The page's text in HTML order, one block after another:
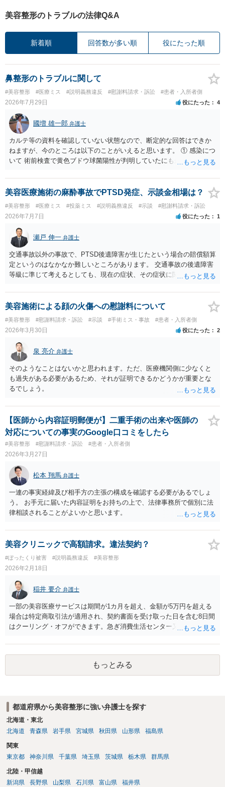
美容整形のトラブルの法律Q&A
新着順 回答数が多い順 役にたった順
鼻整形のトラブルに関して
#美容整形 #医療ミス #説明義務違反 #慰謝料請求・訴訟 #患者・入所者側
2026年7月29日 役にたった 4
國増 雄一郎 弁護士
カルテ等の資料を確認していない状態なので、断定的な回答はできか
ねますが、今のところは以下のことがいえると思います。 ① 感染につ
いて 術前検査で黄色ブドウ球菌陽性が判明していたにもかかわらず、
的な医療水準に照らして相当でないと判断された場合には、相手方の
過失が認められる可能性があります。 当時の標準的な医療水準につい
仮に左右でリスクが著しくことなるという事実が立証できるのであれ
ば、それに関する説明や選択の機会が与えられなかったことは、説明
義務違反にあたり、慰謝料が請求できる可能性があります。 ③ 鼻孔縁
挙上について 施術内容に「鼻孔緑挙上」が含まれる合意がある事実
と、それを相手方が勝手に取りやめた事実を立証できれば、債務不履
行責任を追及できる可能性があります。 また術中の変更可能性に関す
る事前の説明がなされていないのであれば、説明義務違反にあたり、
これについても損害賠償請求できる可能性があります。 詳しくは、術
前説明書や同意書の内容を精査する必要があります。 なお、請求書に
鼻孔緑挙上が実施内容として記載されている事実は、施術内容に鼻孔
緑挙上が含まれる合意がある事実を推認させる事実になると思われま
す。 ④当初の手術費用の返金や、他院での修正手術費用についても補
償を求めることが可能かについて 上記①〜③で記載された相手方の過
失又は債務不履行（他に過失又は債務不履行がある場合はそれも含
む）が認定され、それらと損害（当初の手術費用や他院での修正手術
費用）との間に相当因果関係が認められる場合は、補償を求めること
は可能です。 以上です。 何かあればご連絡ください。
美容医療施術の麻酔事故でPTSD発症、示談金相場は？
#美容整形 #医療ミス #投薬ミス #説明義務違反 #示談 #慰謝料請求・訴訟
2026年7月7日 役にたった 1
瀬戸 伸一 弁護士
交通事故以外の事故で、PTSD後遺障害が生じたという場合の賠償額算
定というのはなかなか難しいところがあります。 交通事故の後遺障害
等級に準じて考えるとしても、現在の症状、その症状に関する医療記
ず、あっても、一定の検討をしないと算定は難しいと思いますので、
一般的には無料相談で確度の高い回答は得られないと思われます。 現
在の提案額で不満という場合、一般的には弁護士に依頼をして訴訟と
いう手続きをとったほうが、時間と手間はかかりますが、賠償額は多
くなる傾向にありますので、お近くの弁護士に依頼をするとよいと思
われます。
美容施術による顔の火傷への慰謝料について
#美容整形 #慰謝料請求・訴訟 #示談 #手術ミス・事故 #患者・入所者側
2026年3月30日 役にたった 2
泉 亮介 弁護士
そのようなことはないかと思われます。ただ、医療機関側に少なくと
も過失がある必要があるため、それが証明できるかどうかが重要とな
るでしょう。
【医師から内容証明郵便が】二重手術の出来や医師の
対応についての事実のGoogle口コミをしたら
#美容整形 #慰謝料請求・訴訟 #患者・入所者側
2026年3月27日
松本 翔馬 弁護士
一連の事実経緯及び相手方の主張の構成を確認する必要があるでしょ
う。 お手元に届いた内容証明をお持ちの上で、法律事務所で個別に法
律相談されることがよいかと思います。
美容クリニックで高額請求。違法契約？
#ぼったくり被害 #説明義務違反 #美容整形
2026年2月18日
稲井 要介 弁護士
一部の美容医療サービスは期間が1カ月を超え、金額が5万円を超える
場合は特定商取引法が適用され、契約書面を受け取った日を含む8日間
はクーリング・オフができます。急ぎ消費生活センター又は弁護士に
もっとみる
都道府県から美容整形に強い弁護士を探す
北海道・東北
北海道
青森県 岩手県 宮城県 秋田県 山形県 福島県
関東
東京都
神奈川県 千葉県 埼玉県 茨城県 栃木県 群馬県
北陸・甲信越
新潟県
長野県 山梨県 石川県 富山県 福井県